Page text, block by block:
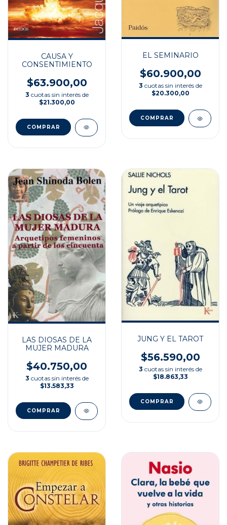
CAUSA Y
CONSENTIMIENTO
$63.900,00
3 cuotas sin interés de
$21.300,00
EL SEMINARIO
$60.900,00
3 cuotas sin interés de
$20.300,00
LAS DIOSAS DE LA
MUJER MADURA
$40.750,00
3 cuotas sin interés de
$13.583,33
JUNG Y EL TAROT
$56.590,00
3 cuotas sin interés de
$18.863,33